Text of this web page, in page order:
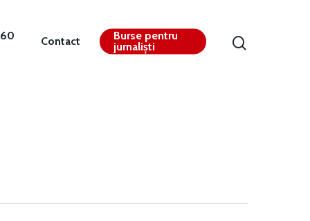
Contact
Burse pentru
jurnaliști